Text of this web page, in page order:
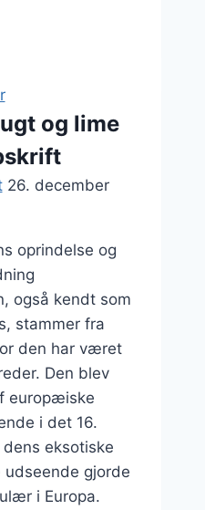
og lime
26. december
oprindelse og
også kendt som
stammer fra
den har været
Den blev
europæiske
i det 16.
eksotiske
udseende gjorde
i Europa.